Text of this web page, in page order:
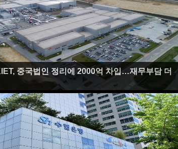
중국법인 정리에 2000억 차입…재무부담 더